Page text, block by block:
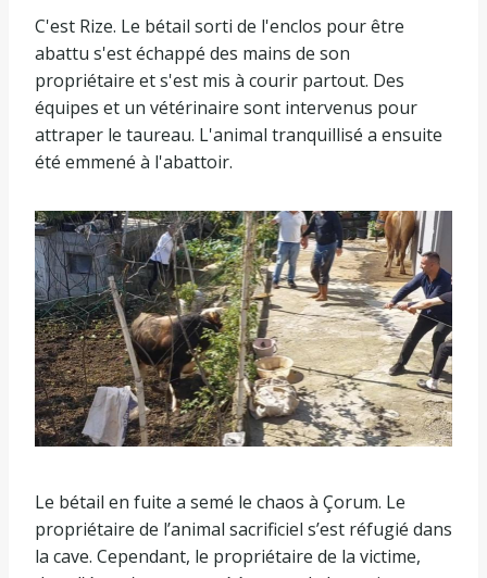
C'est Rize. Le bétail sorti de l'enclos pour être
abattu s'est échappé des mains de son
propriétaire et s'est mis à courir partout. Des
équipes et un vétérinaire sont intervenus pour
attraper le taureau. L'animal tranquillisé a ensuite
été emmené à l'abattoir.
Le bétail en fuite a semé le chaos à Çorum. Le
propriétaire de l’animal sacrificiel s’est réfugié dans
la cave. Cependant, le propriétaire de la victime,